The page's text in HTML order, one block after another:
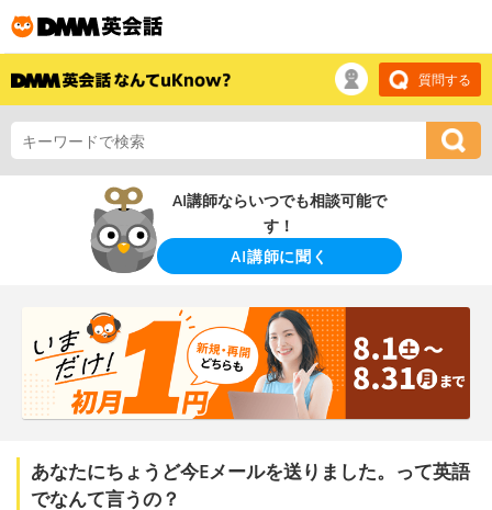
質問する
AI講師ならいつでも相談可能で
す！
AI講師に聞く
あなたにちょうど今Eメールを送りました。って英語
でなんて言うの？